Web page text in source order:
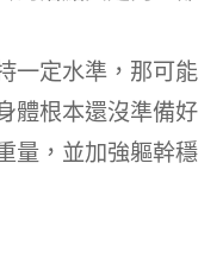
一定水準，那可能
體根本還沒準備好
量，並加強軀幹穩